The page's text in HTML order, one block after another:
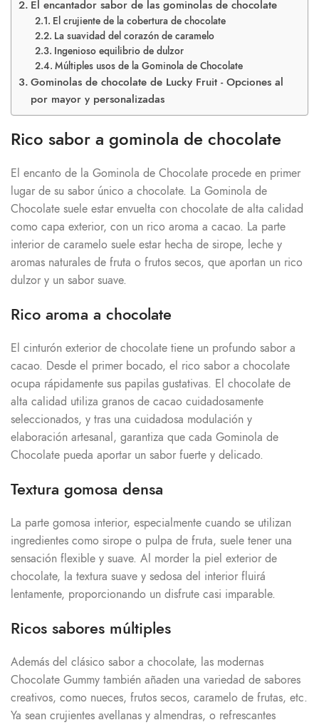
El encantador sabor de las gominolas de chocolate
El crujiente de la cobertura de chocolate
La suavidad del corazón de caramelo
Ingenioso equilibrio de dulzor
Múltiples usos de la Gominola de Chocolate
Gominolas de chocolate de Lucky Fruit - Opciones al
por mayor y personalizadas
Rico sabor a gominola de chocolate
El encanto de la Gominola de Chocolate procede en primer
lugar de su sabor único a chocolate. La Gominola de
Chocolate suele estar envuelta con chocolate de alta calidad
como capa exterior, con un rico aroma a cacao. La parte
interior de caramelo suele estar hecha de sirope, leche y
aromas naturales de fruta o frutos secos, que aportan un rico
dulzor y un sabor suave.
Rico aroma a chocolate
El cinturón exterior de chocolate tiene un profundo sabor a
cacao. Desde el primer bocado, el rico sabor a chocolate
ocupa rápidamente sus papilas gustativas. El chocolate de
alta calidad utiliza granos de cacao cuidadosamente
seleccionados, y tras una cuidadosa modulación y
elaboración artesanal, garantiza que cada Gominola de
Chocolate pueda aportar un sabor fuerte y delicado.
Textura gomosa densa
La parte gomosa interior, especialmente cuando se utilizan
ingredientes como sirope o pulpa de fruta, suele tener una
sensación flexible y suave. Al morder la piel exterior de
chocolate, la textura suave y sedosa del interior fluirá
lentamente, proporcionando un disfrute casi imparable.
Ricos sabores múltiples
Además del clásico sabor a chocolate, las modernas
Chocolate Gummy también añaden una variedad de sabores
creativos, como nueces, frutos secos, caramelo de frutas, etc.
Ya sean crujientes avellanas y almendras, o refrescantes